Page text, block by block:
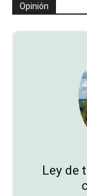
Opinión
Ley de